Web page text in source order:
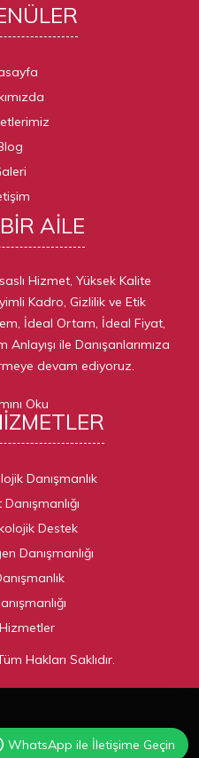
BIR AILE
Hizmet, Yüksek Kalite
Kadro, Gizlilik ve Etik
İdeal Ortam, İdeal Fiyat,
ile Danışanlarımıza
devam ediyoruz.
Oku
Danışmanlık
Destek
Danışmanlığı
Hakları Saklıdır.
WhatsApp ile İletişime Geçin